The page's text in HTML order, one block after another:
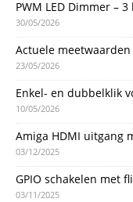
PWM LED Dimmer –
30/05/2026
Actuele
23/05/2026
Enkel- en dubbelklik
10/05/2026
Amiga HDMI uitgang
03/12/2025
GPIO schakelen met
03/11/2025